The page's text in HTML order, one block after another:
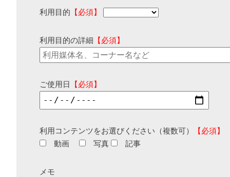
利用目的 【必須】
利用目的の詳細 【必須】
ご使用日 【必須】
利用コンテンツをお選びください（複数可）
【必須】
動画
写真 記事
メモ